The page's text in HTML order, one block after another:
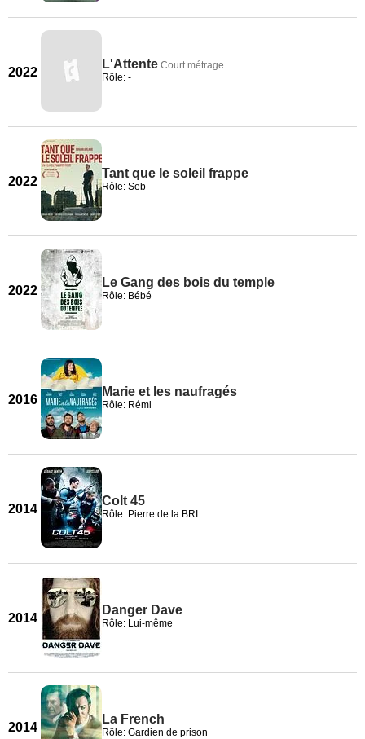
2022
L'Attente Court métrage
Rôle: -
2022
Tant que le soleil frappe
Rôle: Seb
2022
Le Gang des bois du temple
Rôle: Bébé
2016
Marie et les naufragés
Rôle: Rémi
2014
Colt 45
Rôle: Pierre de la BRI
2014
Danger Dave
Rôle: Lui-même
2014
La French
Rôle: Gardien de prison